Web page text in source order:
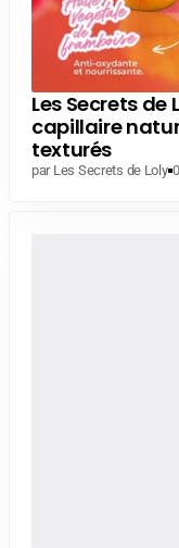
Les Secrets de
capillaire
texturés
par Les Secrets de Loly